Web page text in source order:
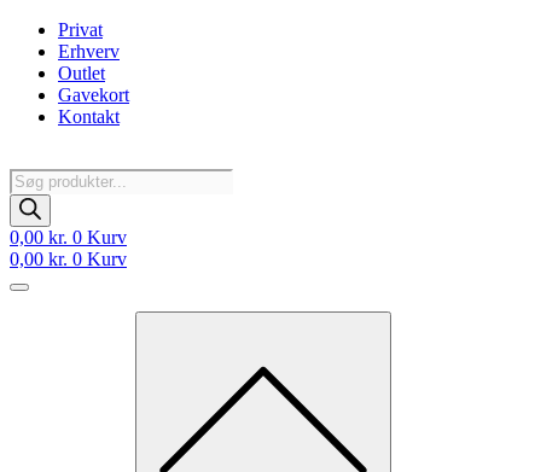
Videre
indhold
Privat
Erhverv
Outlet
Gavekort
Kontakt
Products
search
0,00 kr. 0 Kurv
0,00 kr. 0 Kurv